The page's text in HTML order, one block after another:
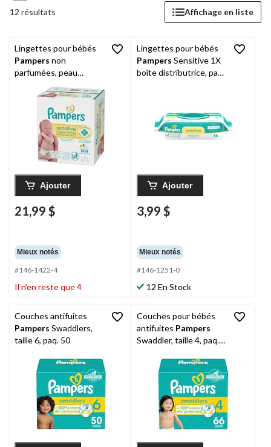
12 résultats
Affichage en liste
Lingettes pour bébés
Pampers non
parfumées, peau
sensible, 504 lingettes,
Ajouter
21,99 $
Mieux notés
#146-1422-4
Il n’en reste que 4
Lingettes pour bébés
Pampers Sensitive 1X
boîte distributrice, paq.
Ajouter
3,99 $
Mieux notés
#146-1251-0
12 En Stock
Couches antifuites
Pampers Swaddlers,
taille 6, paq. 50
Couches pour bébés
antifuites Pampers
Swaddler, taille 4, paq.